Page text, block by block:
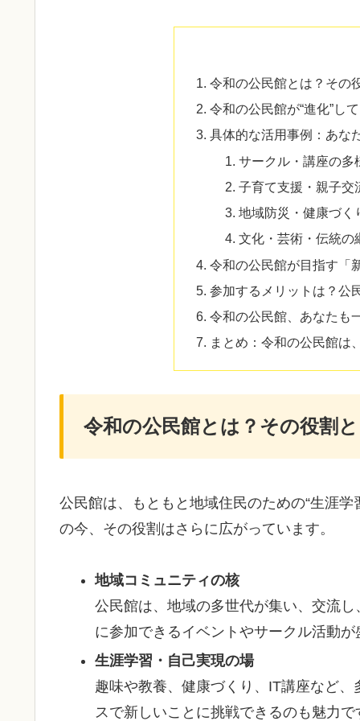
令和の公民館とは？その
令和の公民館が“進化”し
具体的な活用事例：あな
サークル・講座の多
子育て支援・親子交
地域防災・健康づく
文化・芸術・伝統の
令和の公民館が目指す「
参加するメリットは？公
令和の公民館、あなたも
まとめ：令和の公民館は
令和の公民館とは？その役割
公民館は、もともと地域住民のための“生涯
の今、その役割はさらに広がっています。
地域コミュニティの核
公民館は、地域の多世代が集い、交流
に参加できるイベントやサークル活動が
生涯学習・自己実現の場
趣味や教養、健康づくり、IT講座など
スで新しいことに挑戦できるのも魅力で